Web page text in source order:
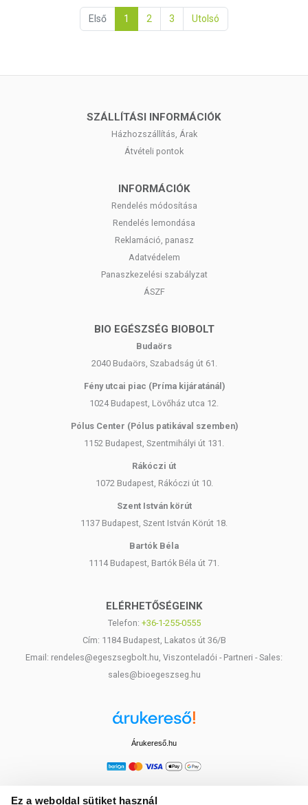
Ez a weboldal sütiket használ
Első 1 2 3 Utolsó
SZÁLLÍTÁSI INFORMÁCIÓK
Házhozszállítás, Árak
Átvételi pontok
INFORMÁCIÓK
Rendelés módosítása
Rendelés lemondása
Reklamáció, panasz
Adatvédelem
Panaszkezelési szabályzat
ÁSZF
BIO EGÉSZSÉG BIOBOLT
Budaörs
2040 Budaörs, Szabadság út 61.
Fény utcai piac (Príma kijáratánál)
1024 Budapest, Lövőház utca 12.
Pólus Center (Pólus patikával szemben)
1152 Budapest, Szentmihályi út 131.
Rákóczi út
1072 Budapest, Rákóczi út 10.
Szent István körút
1137 Budapest, Szent István Körút 18.
Bartók Béla
1114 Budapest, Bartók Béla út 71.
ELÉRHETŐSÉGEINK
Telefon: +36-1-255-0555
Cím: 1184 Budapest, Lakatos út 36/B
Email: rendeles@egeszsegbolt.hu, Viszonteladói - Partneri - Sales:
sales@bioegeszseg.hu
Árukereső.hu